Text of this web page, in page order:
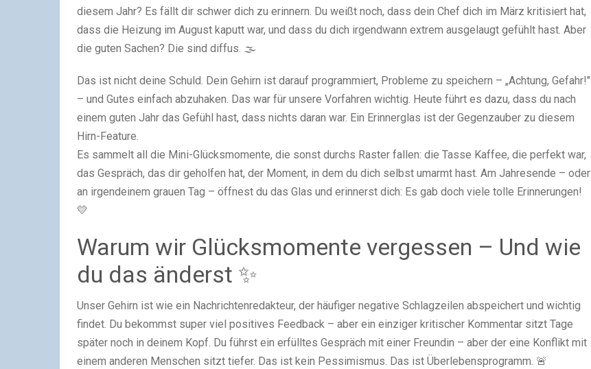
diesem Jahr? Es fällt dir schwer dich zu erinnern. Du weißt noch, dass dein Chef dich im März kritisiert hat,
dass die Heizung im August kaputt war, und dass du dich irgendwann extrem ausgelaugt gefühlt hast. Aber
die guten Sachen? Die sind diffus. 🌫️
Das ist nicht deine Schuld. Dein Gehirn ist darauf programmiert, Probleme zu speichern – „Achtung, Gefahr!"
– und Gutes einfach abzuhaken. Das war für unsere Vorfahren wichtig. Heute führt es dazu, dass du nach
einem guten Jahr das Gefühl hast, dass nichts daran war. Ein Erinnerglas ist der Gegenzauber zu diesem
Hirn-Feature.
Es sammelt all die Mini-Glücksmomente, die sonst durchs Raster fallen: die Tasse Kaffee, die perfekt war,
das Gespräch, das dir geholfen hat, der Moment, in dem du dich selbst umarmt hast. Am Jahresende – oder
an irgendeinem grauen Tag – öffnest du das Glas und erinnerst dich: Es gab doch viele tolle Erinnerungen!
💛
Warum wir Glücksmomente vergessen – Und wie
du das änderst ✨
Unser Gehirn ist wie ein Nachrichtenredakteur, der häufiger negative Schlagzeilen abspeichert und wichtig
findet. Du bekommst super viel positives Feedback – aber ein einziger kritischer Kommentar sitzt Tage
später noch in deinem Kopf. Du führst ein erfülltes Gespräch mit einer Freundin – aber der eine Konflikt mit
einem anderen Menschen sitzt tiefer. Das ist kein Pessimismus. Das ist Überlebensprogramm. 🚨